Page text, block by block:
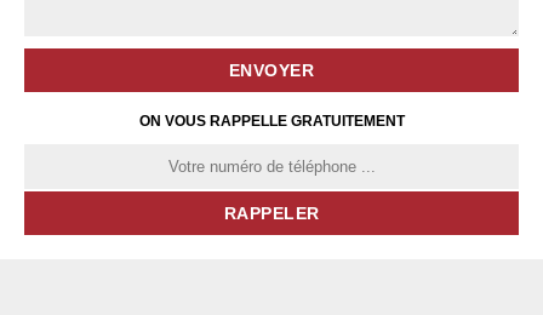
ON VOUS RAPPELLE GRATUITEMENT